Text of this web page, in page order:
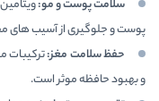
سلامت پوست و مو:
پوست و جلوگیری از آسیب های
حفظ سلامت مغز:
و بهبود حافظه موثر است.